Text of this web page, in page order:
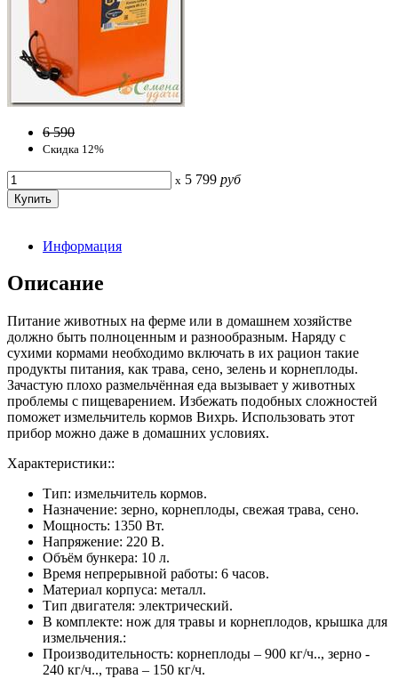
6 590
Скидка 12%
x 5 799 руб
Информация
Описание
Питание животных на ферме или в домашнем хозяйстве
должно быть полноценным и разнообразным. Наряду с
сухими кормами необходимо включать в их рацион такие
продукты питания, как трава, сено, зелень и корнеплоды.
Зачастую плохо размельчённая еда вызывает у животных
проблемы с пищеварением. Избежать подобных сложностей
поможет измельчитель кормов Вихрь. Использовать этот
прибор можно даже в домашних условиях.
Характеристики::
Тип: измельчитель кормов.
Назначение: зерно, корнеплоды, свежая трава, сено.
Мощность: 1350 Вт.
Напряжение: 220 В.
Объём бункера: 10 л.
Время непрерывной работы: 6 часов.
Материал корпуса: металл.
Тип двигателя: электрический.
В комплекте: нож для травы и корнеплодов, крышка для
измельчения.:
Производительность: корнеплоды – 900 кг/ч.., зерно -
240 кг/ч.., трава – 150 кг/ч.